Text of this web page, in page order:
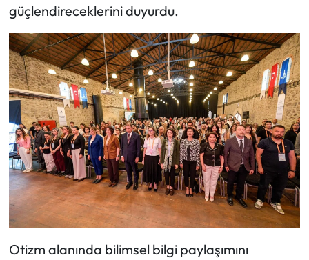
güçlendireceklerini duyurdu.
Otizm alanında bilimsel bilgi paylaşımını